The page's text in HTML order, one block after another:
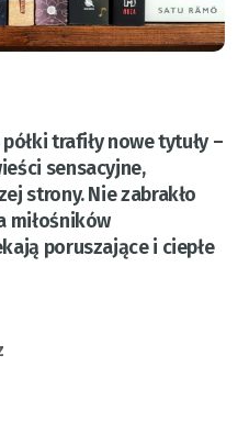
trafiły nowe tytuły –
sensacyjne,
strony. Nie zabrakło
miłośników
poruszające i ciepłe